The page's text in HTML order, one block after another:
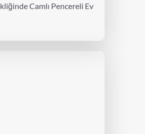
Camlı Pencereli Ev